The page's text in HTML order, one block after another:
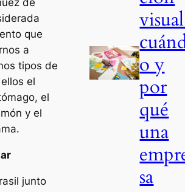
de
que
a
tipos de
el
el
y el
junto
o y
por
qué
una
sa